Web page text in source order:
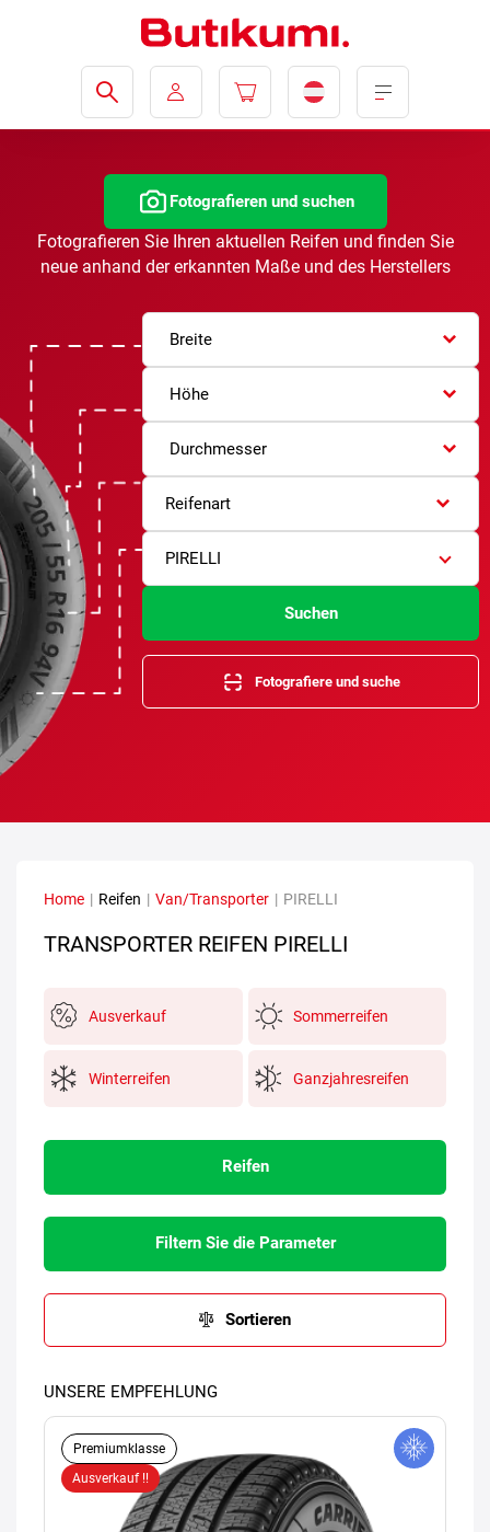
Fotografieren und suchen
Fotografieren Sie Ihren aktuellen Reifen und finden Sie
neue anhand der erkannten Maße und des Herstellers
Breite
Höhe
Durchmesser
Reifenart
PIRELLI
Suchen
Fotografiere und suche
Home | Reifen | Van/Transporter | PIRELLI
TRANSPORTER REIFEN PIRELLI
Ausverkauf Sommerreifen
Winterreifen Ganzjahresreifen
Reifen
Filtern Sie die Parameter
Sortieren
UNSERE EMPFEHLUNG
Premiumklasse
Ausverkauf !!